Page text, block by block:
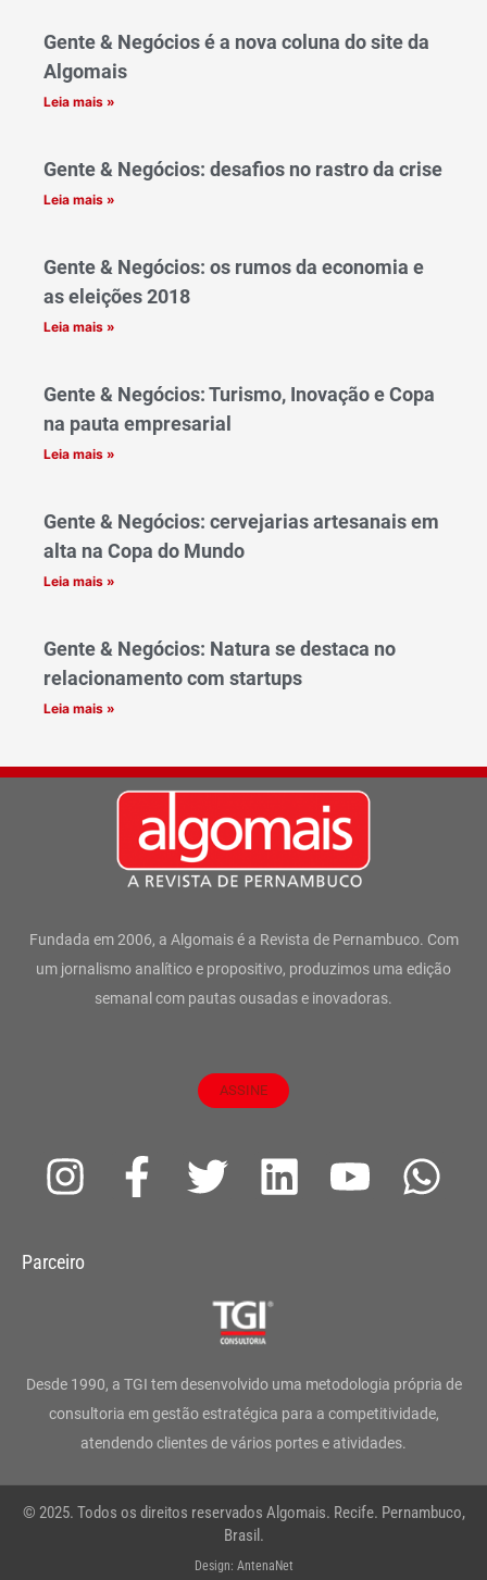
Gente & Negócios é a nova coluna do site da
Algomais
Leia mais »
Gente & Negócios: desafios no rastro da crise
Leia mais »
Gente & Negócios: os rumos da economia e
as eleições 2018
Leia mais »
Gente & Negócios: Turismo, Inovação e Copa
na pauta empresarial
Leia mais »
Gente & Negócios: cervejarias artesanais em
alta na Copa do Mundo
Leia mais »
Gente & Negócios: Natura se destaca no
relacionamento com startups
Leia mais »
Fundada em 2006, a Algomais é a Revista de Pernambuco. Com
um jornalismo analítico e propositivo, produzimos uma edição
semanal com pautas ousadas e inovadoras.
ASSINE
I
s
g
r
a
m
F
a
o
o
k
-
T
t
e
r
L
d
i
n
Y
b
e
W
a
p
Parceiro
Desde 1990, a TGI tem desenvolvido uma metodologia própria de
consultoria em gestão estratégica para a competitividade,
atendendo clientes de vários portes e atividades.
© 2025. Todos os direitos reservados Algomais. Recife. Pernambuco,
Brasil.
Design: AntenaNet